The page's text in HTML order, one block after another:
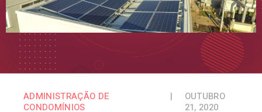
ADMINISTRAÇÃO DE
CONDOMÍNIOS
|
OUTUBRO
21, 2020